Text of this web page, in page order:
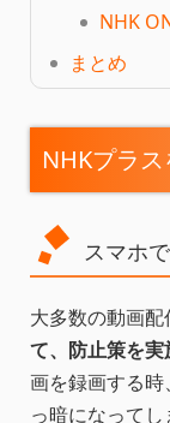
NHK
まとめ
NHKプラ
スマホ
大多数の動画
て、防止策を実
画を録画する
っ暗になって